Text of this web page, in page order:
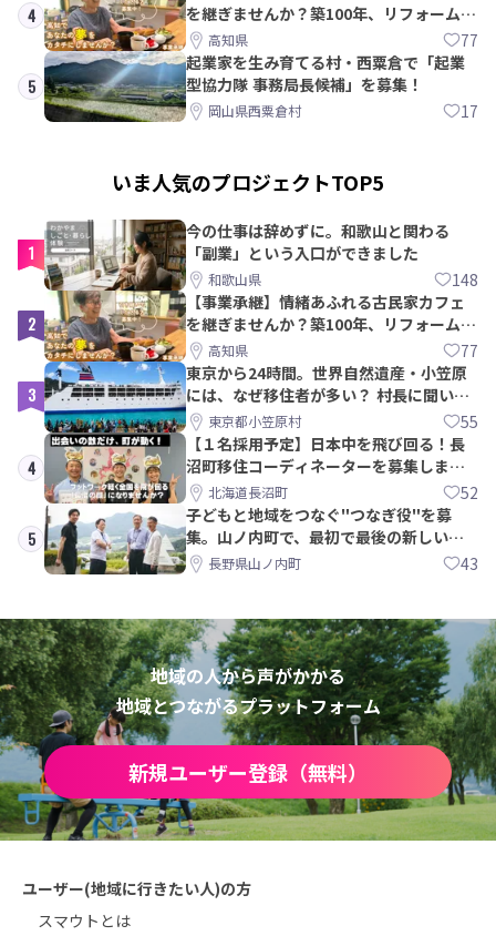
4
を継ぎませんか？築100年、リフォームか
ら約10年！
高知県 77
5
起業家を生み育てる村・西粟倉で「起業
型協力隊 事務局長候補」を募集！
岡山県西粟倉村 17
いま人気のプロジェクトTOP5
1
今の仕事は辞めずに。和歌山と関わる
「副業」という入口ができました
和歌山県 148
2
【事業承継】情緒あふれる古民家カフェ
を継ぎませんか？築100年、リフォームか
ら約10年！
高知県 77
3
東京から24時間。世界自然遺産・小笠原
には、なぜ移住者が多い？ 村長に聞いて
みた東京都小笠原村 55
4
【１名採用予定】日本中を飛び回る！長
沼町移住コーディネーターを募集しま
す！北海道長沼町 52
5
子どもと地域をつなぐ"つなぎ役"を募
集。山ノ内町で、最初で最後の新しい学
校づくりを一緒に
長野県山ノ内町 43
地域の人から声がかかる
地域とつながるプラットフォーム
新規ユーザー登録（無料）
ユーザー(地域に行きたい人)の方
スマウトとは